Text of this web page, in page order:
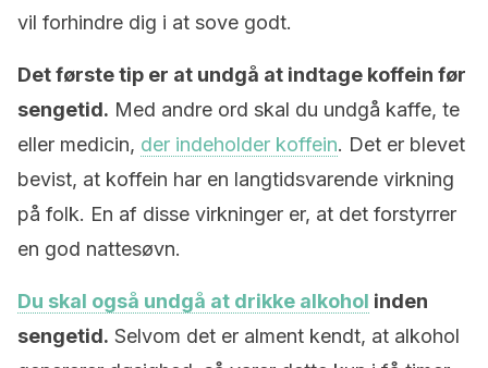
vil forhindre dig i at sove godt.
Det første tip er at undgå at indtage koffein før
sengetid. Med andre ord skal du undgå kaffe, te
eller medicin, der indeholder koffein. Det er blevet
bevist, at koffein har en langtidsvarende virkning
på folk. En af disse virkninger er, at det forstyrrer
en god nattesøvn.
Du skal også undgå at drikke alkohol inden
sengetid. Selvom det er alment kendt, at alkohol